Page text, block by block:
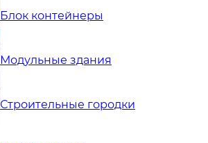
Блок контейнеры
Модульные здания
Строительные городки